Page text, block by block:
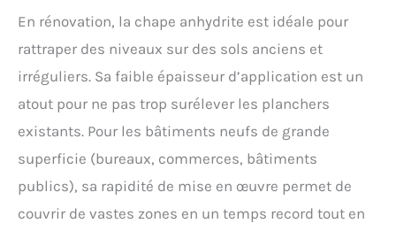
En rénovation, la chape anhydrite est idéale pour
rattraper des niveaux sur des sols anciens et
irréguliers. Sa faible épaisseur d’application est un
atout pour ne pas trop surélever les planchers
existants. Pour les bâtiments neufs de grande
superficie (bureaux, commerces, bâtiments
publics), sa rapidité de mise en œuvre permet de
couvrir de vastes zones en un temps record tout en